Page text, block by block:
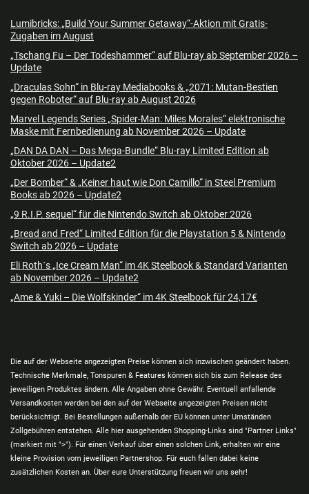
Lumibricks: „Build Your Summer Getaway“-Aktion mit Gratis-
Zugaben im August
„Tschang Fu – Der Todeshammer“ auf Blu-ray ab September 2026 –
Update
„Draculas Sohn“ in Blu-ray Mediabooks & „2071: Mutan-Bestien
gegen Roboter“ auf Blu-ray ab August 2026
Marvel Legends Series „Spider-Man: Miles Morales“ elektronische
Maske mit Fernbedienung ab November 2026 – Update
„DAN DA DAN – Das Mega-Bundle“ Blu-ray Limited Edition ab
Oktober 2026 – Update2
„Der Bomber“ & „Keiner haut wie Don Camillo“ in Steel Premium
Books ab 2026 – Update2
„9 R.I.P. sequel“ für die Nintendo Switch ab Oktober 2026
„Bread and Fred“ Limited Edition für die Playstation 5 & Nintendo
Switch ab 2026 – Update
Eli Roth´s „Ice Cream Man“ im 4K Steelbook & Standard Varianten
ab November 2026 – Update2
„Ame & Yuki – Die Wolfskinder“ im 4K Steelbook für 24,17€
Die auf der Webseite angezeigten Preise können sich inzwischen geändert haben.
Technische Merkmale, Tonspuren & Features können sich bis zum Release des
jeweiligen Produktes ändern. Alle Angaben ohne Gewähr. Eventuell anfallende
Versandkosten werden bei den auf der Webseite angezeigten Preisen nicht
berücksichtigt. Bei Bestellungen außerhalb der EU können unter Umständen
Zollgebühren entstehen. Alle hier ausgehenden Shopping-Links sind "Partner Links"
(markiert mit ">"). Für einen Verkauf über einen solchen Link, erhalten wir eine
kleine Provision vom jeweiligen Partnershop. Für euch fallen dabei keine
zusätzlichen Kosten an. Über eure Unterstützung freuen wir uns sehr!